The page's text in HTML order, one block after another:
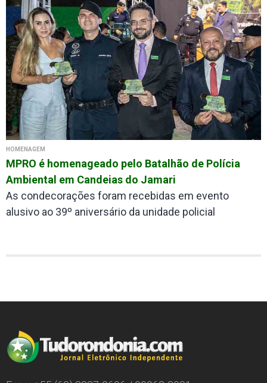
HOMENAGEM
MPRO é homenageado pelo Batalhão de Polícia
Ambiental em Candeias do Jamari
As condecorações foram recebidas em evento
alusivo ao 39º aniversário da unidade policial